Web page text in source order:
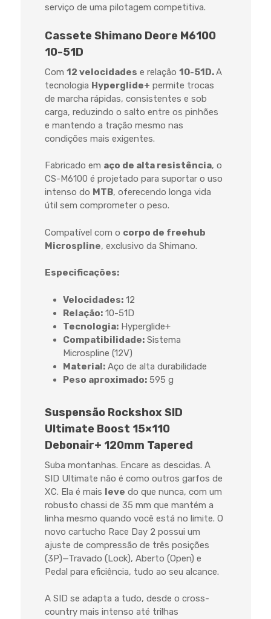
serviço de uma pilotagem competitiva.
Cassete Shimano Deore M6100
10-51D
Com 12 velocidades e relação 10-51D.A
tecnologia Hyperglide+ permite trocas
de marcha rápidas, consistentes e sob
carga, reduzindo o salto entre os pinhões
e mantendo a tração mesmo nas
condições mais exigentes.
Fabricado em aço de alta resistência, o
CS-M6100 é projetado para suportar o uso
intenso do MTB, oferecendo longa vida
útil sem comprometer o peso.
Compatível com o corpo de freehub
Microspline, exclusivo da Shimano.
Especificações:
Velocidades:12
Relação:10-51D
Tecnologia:Hyperglide+
Compatibilidade:Sistema
Microspline (12V)
Material:Aço de alta durabilidade
Peso aproximado:595 g
Suspensão Rockshox SID
Ultimate Boost 15×110
Debonair+ 120mm Tapered
Suba montanhas. Encare as descidas. A
SID Ultimate não é como outros garfos de
XC. Ela é mais leve do que nunca, com um
robusto chassi de 35 mm que mantém a
linha mesmo quando você está no limite. O
novo cartucho Race Day 2 possui um
ajuste de compressão de três posições
(3P)—Travado (Lock), Aberto (Open) e
Pedal para eficiência, tudo ao seu alcance.
A SID se adapta a tudo, desde o cross-
country mais intenso até trilhas